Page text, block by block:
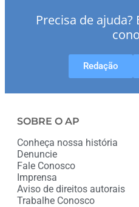
Precisa de
Redação
SOBRE O AP
Conheça nossa história
Denuncie
Fale Conosco
Imprensa
Aviso de direitos autorais
Trabalhe Conosco